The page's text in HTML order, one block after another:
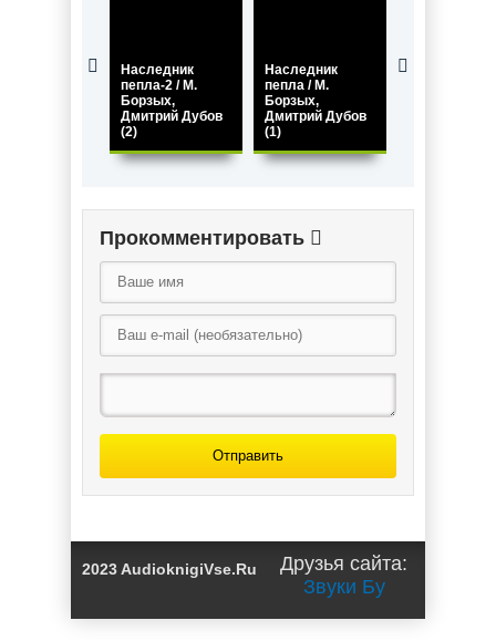
Наследник
пепла-2 / М.
Борзых,
Дмитрий Дубов
(2)
Наследник
пепла / М.
Борзых,
Дмитрий Дубов
(1)
Прокомментировать
Отправить
2023 AudioknigiVse.Ru
Друзья сайта:
Звуки Бу